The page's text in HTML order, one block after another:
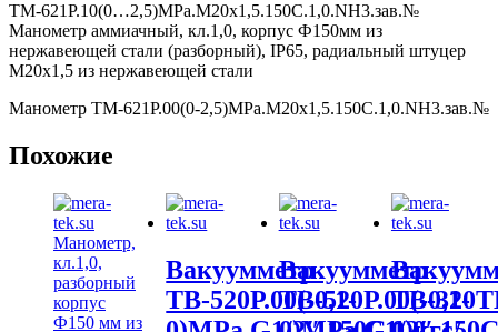
ТМ-621Р.10(0…2,5)MPa.М20х1,5.150С.1,0.NH3.зав.№
Манометр аммиачный, кл.1,0, корпус Ф150мм из
нержавеющей стали (разборный), IP65, радиальный штуцер
М20х1,5 из нержавеющей стали
Манометр ТМ-621Р.00(0-2,5)MPa.М20х1,5.150С.1,0.NH3.зав.№
Похожие
Вакуумметр
ТВ-520Р.00(-0,1-
Вакуумметр
ТВ-520Р.00(-0,1-
ТВ-